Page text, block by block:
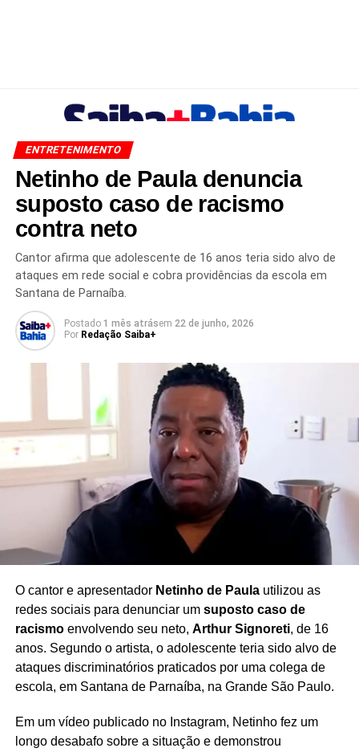
ENTRETENIMENTO
Netinho de Paula denuncia
suposto caso de racismo
contra neto
Cantor afirma que adolescente de 16 anos teria sido alvo de
ataques em rede social e cobra providências da escola em
Santana de Parnaíba.
Postado 1 mês atrásem 22 de junho, 2026
Por Redação Saiba+
O cantor e apresentador Netinho de Paulautilizou as
redes sociais para denunciar um suposto caso de
racismoenvolvendo seu neto, Arthur Signoreti, de 16
anos. Segundo o artista, o adolescente teria sido alvo de
ataques discriminatórios praticados por uma colega de
escola, em Santana de Parnaíba, na Grande São Paulo.
Em um vídeo publicado no Instagram, Netinho fez um
longo desabafo sobre a situação e demonstrou